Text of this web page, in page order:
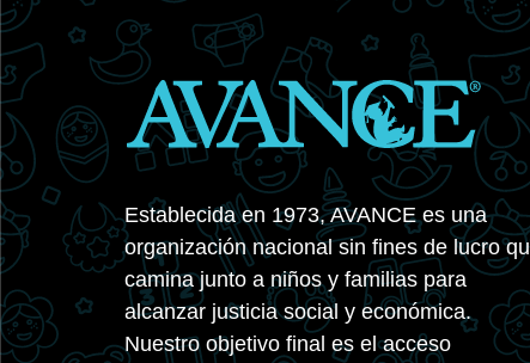
Establecida en 1973, AVANCE es una
organización nacional sin fines de lucro
camina junto a niños y familias para
alcanzar justicia social y económica.
Nuestro objetivo final es el acceso